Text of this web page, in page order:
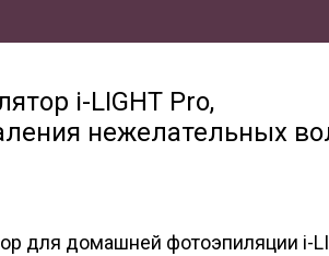
i-LIGHT Pro,
нежелательных
для домашней фотоэпиляции i-